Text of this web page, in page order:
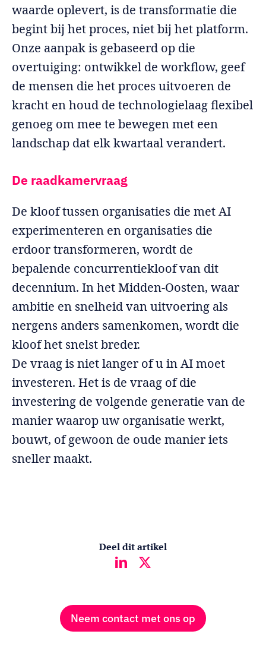
waarde oplevert, is de transformatie die
begint bij het proces, niet bij het platform.
Onze aanpak is gebaseerd op die
overtuiging: ontwikkel de workflow, geef
de mensen die het proces uitvoeren de
kracht en houd de technologielaag flexibel
genoeg om mee te bewegen met een
landschap dat elk kwartaal verandert.
De raadkamervraag
De kloof tussen organisaties die met AI
experimenteren en organisaties die
erdoor transformeren, wordt de
bepalende concurrentiekloof van dit
decennium. In het Midden-Oosten, waar
ambitie en snelheid van uitvoering als
nergens anders samenkomen, wordt die
kloof het snelst breder.
De vraag is niet langer of u in AI moet
investeren. Het is de vraag of die
investering de volgende generatie van de
manier waarop uw organisatie werkt,
bouwt, of gewoon de oude manier iets
sneller maakt.
Deel dit artikel
Neem contact met ons op